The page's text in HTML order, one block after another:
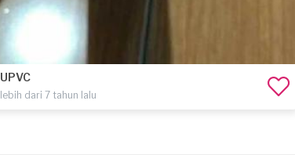
UPVC
lebih dari 7 tahun lalu